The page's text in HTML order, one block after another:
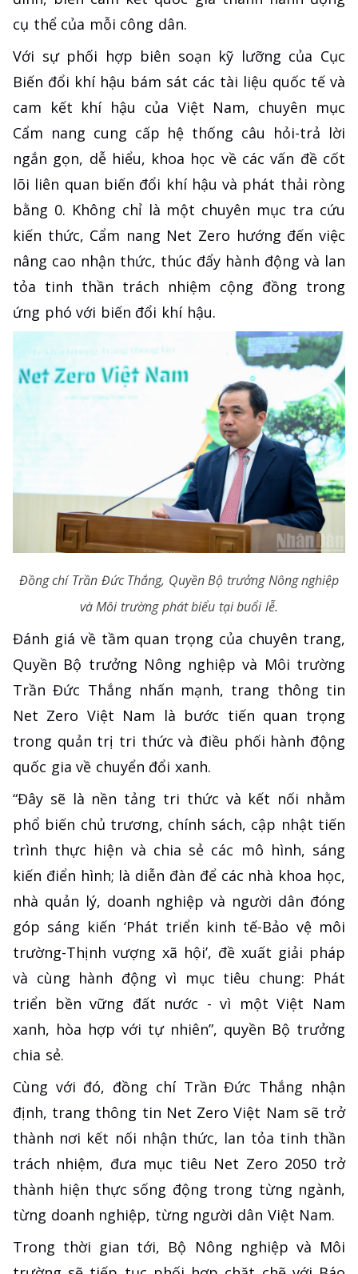
cụ thể của mỗi công dân.
Với sự phối hợp biên soạn kỹ lưỡng của Cục
Biến đổi khí hậu bám sát các tài liệu quốc tế và
cam kết khí hậu của Việt Nam, chuyên mục
Cẩm nang cung cấp hệ thống câu hỏi-trả lời
ngắn gọn, dễ hiểu, khoa học về các vấn đề cốt
lõi liên quan biến đổi khí hậu và phát thải ròng
bằng 0. Không chỉ là một chuyên mục tra cứu
kiến thức, Cẩm nang Net Zero hướng đến việc
nâng cao nhận thức, thúc đẩy hành động và lan
tỏa tinh thần trách nhiệm cộng đồng trong
ứng phó với biến đổi khí hậu.
Đồng chí Trần Đức Thắng, Quyền Bộ trưởng Nông nghiệp
và Môi trường phát biểu tại buổi lễ.
Đánh giá về tầm quan trọng của chuyên trang,
Quyền Bộ trưởng Nông nghiệp và Môi trường
Trần Đức Thắng nhấn mạnh, trang thông tin
Net Zero Việt Nam là bước tiến quan trọng
trong quản trị tri thức và điều phối hành động
quốc gia về chuyển đổi xanh.
“Đây sẽ là nền tảng tri thức và kết nối nhằm
phổ biến chủ trương, chính sách, cập nhật tiến
trình thực hiện và chia sẻ các mô hình, sáng
kiến điển hình; là diễn đàn để các nhà khoa học,
nhà quản lý, doanh nghiệp và người dân đóng
góp sáng kiến ‘Phát triển kinh tế-Bảo vệ môi
trường-Thịnh vượng xã hội’, đề xuất giải pháp
và cùng hành động vì mục tiêu chung: Phát
triển bền vững đất nước - vì một Việt Nam
xanh, hòa hợp với tự nhiên”, quyền Bộ trưởng
chia sẻ.
Cùng với đó, đồng chí Trần Đức Thắng nhận
định, trang thông tin Net Zero Việt Nam sẽ trở
thành nơi kết nối nhận thức, lan tỏa tinh thần
trách nhiệm, đưa mục tiêu Net Zero 2050 trở
thành hiện thực sống động trong từng ngành,
từng doanh nghiệp, từng người dân Việt Nam.
Trong thời gian tới, Bộ Nông nghiệp và Môi